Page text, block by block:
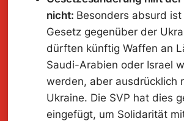
nicht: Besonders absurd
Gesetz gegenüber der
dürften künftig Waffen an
Saudi-Arabien oder Israel
werden, aber ausdrücklich
Ukraine. Die SVP hat dies
eingefügt, um Solidarität